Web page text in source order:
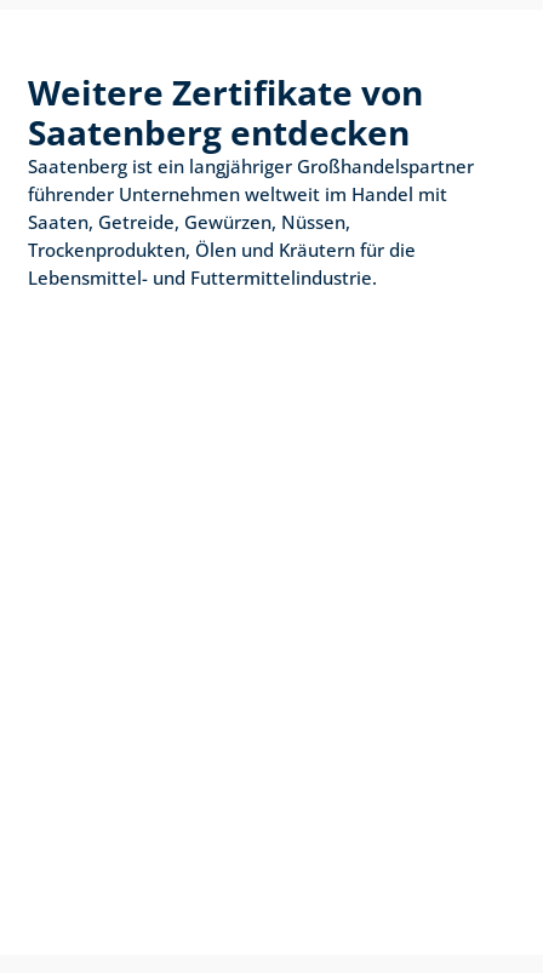
Weitere Zertifikate von
Saatenberg entdecken
Saatenberg ist ein langjähriger Großhandelspartner
führender Unternehmen weltweit im Handel mit
Saaten, Getreide, Gewürzen, Nüssen,
Trockenprodukten, Ölen und Kräutern für die
Lebensmittel- und Futtermittelindustrie.